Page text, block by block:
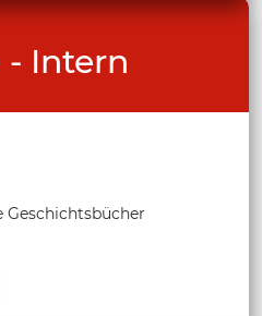
- Intern
Geschichtsbücher